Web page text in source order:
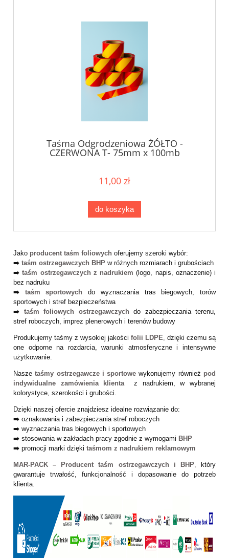
Taśma Odgrodzeniowa ŻÓŁTO -
CZERWONA T- 75mm x 100mb
11,00 zł
do koszyka
Jako producent taśm foliowych oferujemy szeroki wybór:
➡️ taśm ostrzegawczych BHP w różnych rozmiarach i grubościach
➡️taśm ostrzegawczych z nadrukiem (logo, napis, oznaczenie) i
bez nadruku
➡️
taśm sportowych do wyznaczania tras biegowych, torów
sportowych i stref bezpieczeństwa
➡️ taśm foliowych ostrzegawczych do zabezpieczania terenu,
stref roboczych, imprez plenerowych i terenów budowy
Produkujemy taśmy z wysokiej jakości folii LDPE, dzięki czemu są
one odporne na rozdarcia, warunki atmosferyczne i intensywne
użytkowanie.
Naszetaśmy ostrzegawcze i sportowe wykonujemy również pod
indywidualne zamówienia klientaz nadrukiem, w wybranej
kolorystyce, szerokości i grubości.
Dzięki naszej ofercie znajdziesz idealne rozwiązanie do:
➡️ oznakowania i zabezpieczania stref roboczych
➡️ wyznaczania tras biegowych i sportowych
➡️ stosowania w zakładach pracy zgodnie z wymogami BHP
➡️ promocji marki dzięki taśmom z nadrukiem reklamowym
MAR-PACK – Producent taśm ostrzegawczych i BHP, który
gwarantuje trwałość, funkcjonalność i dopasowanie do potrzeb
klienta.